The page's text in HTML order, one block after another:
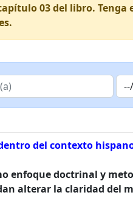
03 del libro.
del contexto
enfoque doctrinal y
alterar la claridad del